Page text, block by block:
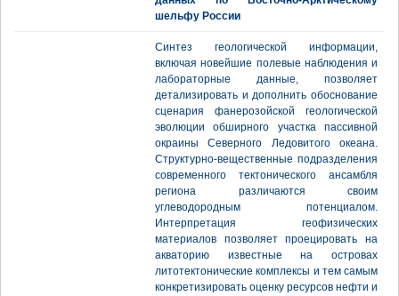
шельфу России
Синтез геологической информации,
включая новейшие полевые наблюдения и
лабораторные данные, позволяет
детализировать и дополнить обоснование
сценария фанерозойской геологической
эволюции обширного участка пассивной
окраины Северного Ледовитого океана.
Структурно-вещественные подразделения
современного тектонического ансамбля
региона различаются своим
углеводородным потенциалом.
Интерпретация геофизических
материалов позволяет проецировать на
акваторию известные на островах
литотектонические комплексы и тем самым
конкретизировать оценку ресурсов нефти и